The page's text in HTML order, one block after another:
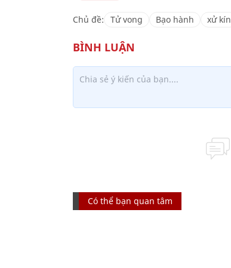
Chủ đề: Tử vong Bạo hành xử kín
Có thể bạn quan tâm